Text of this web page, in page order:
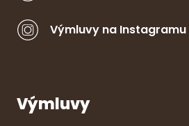
Výmluvy na Instagramu
Výmluvy